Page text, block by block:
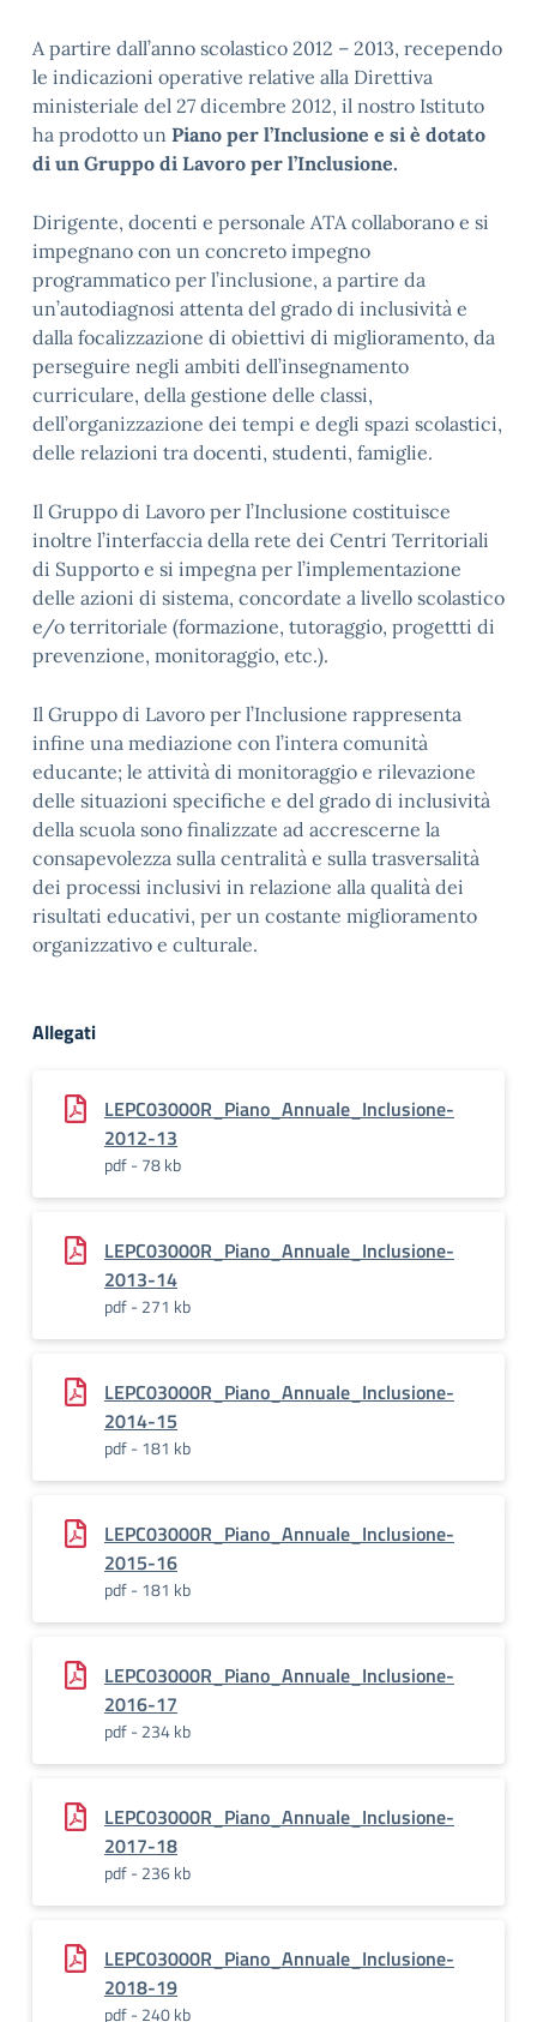
A partire dall’anno scolastico 2012 – 2013, recependo
le indicazioni operative relative alla Direttiva
ministeriale del 27 dicembre 2012, il nostro Istituto
ha prodotto un Piano per l’Inclusione e si è dotato
di un Gruppo di Lavoro per l’Inclusione.
Dirigente, docenti e personale ATA collaborano e si
impegnano con un concreto impegno
programmatico per l’inclusione, a partire da
un’autodiagnosi attenta del grado di inclusività e
dalla focalizzazione di obiettivi di miglioramento, da
perseguire negli ambiti dell’insegnamento
curriculare, della gestione delle classi,
dell’organizzazione dei tempi e degli spazi scolastici,
delle relazioni tra docenti, studenti, famiglie.
Il Gruppo di Lavoro per l’Inclusione costituisce
inoltre l’interfaccia della rete dei Centri Territoriali
di Supporto e si impegna per l’implementazione
delle azioni di sistema, concordate a livello scolastico
e/o territoriale (formazione, tutoraggio, progettti di
prevenzione, monitoraggio, etc.).
Il Gruppo di Lavoro per l’Inclusione rappresenta
infine una mediazione con l’intera comunità
educante; le attività di monitoraggio e rilevazione
delle situazioni specifiche e del grado di inclusività
della scuola sono finalizzate ad accrescerne la
consapevolezza sulla centralità e sulla trasversalità
dei processi inclusivi in relazione alla qualità dei
risultati educativi, per un costante miglioramento
organizzativo e culturale.
Allegati
LEPC03000R_Piano_Annuale_Inclusione-
2012-13
pdf - 78 kb
LEPC03000R_Piano_Annuale_Inclusione-
2013-14
pdf - 271 kb
LEPC03000R_Piano_Annuale_Inclusione-
2014-15
pdf - 181 kb
LEPC03000R_Piano_Annuale_Inclusione-
2015-16
pdf - 181 kb
LEPC03000R_Piano_Annuale_Inclusione-
2016-17
pdf - 234 kb
LEPC03000R_Piano_Annuale_Inclusione-
2017-18
pdf - 236 kb
LEPC03000R_Piano_Annuale_Inclusione-
2018-19
pdf - 240 kb